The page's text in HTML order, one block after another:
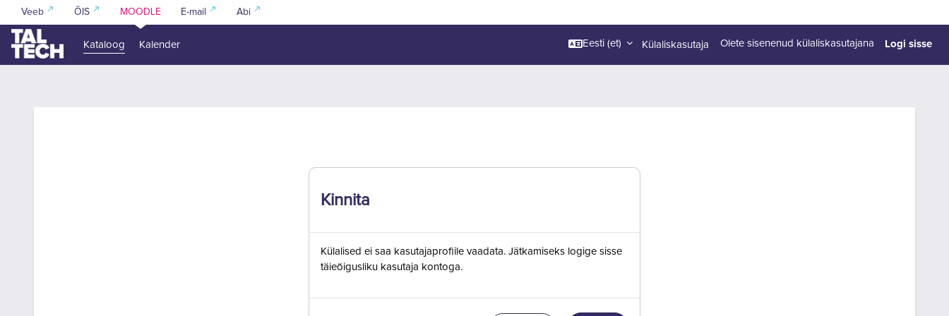
Jäta vahele peasisuni
Veeb ÕIS MOODLE E-mail Abi
Kataloog Kalender Eesti ‎(et)‎ Külaliskasutaja Olete sisenenud külaliskasutajana Logi sisse
Kinnita
Külalised ei saa kasutajaprofiile vaadata. Jätkamiseks logige sisse
täieõigusliku kasutaja kontoga.